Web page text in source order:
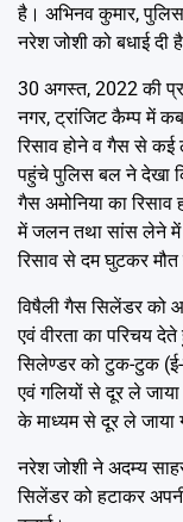
है। अभिनव कुमार,
नरेश जोशी को बधाई दी
30 अगस्त, 2022 की
नगर, ट्रांजिट कैम्प में
रिसाव होने व गैस से कई
पहुंचे पुलिस बल ने देखा
गैस अमोनिया का
में जलन तथा सांस लेने में
रिसाव से दम घुटकर मौत
विषैली गैस सिलेंडर को
एवं वीरता का परिचय
सिलेण्डर को टुक-टुक
एवं गलियों से दूर ले
के माध्यम से दूर ले जाया
नरेश जोशी ने अदम्य
सिलेंडर को हटाकर